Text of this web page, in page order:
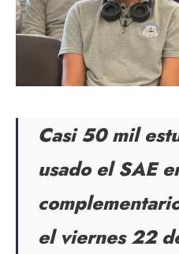
Casi 50 mil
usado el SAE
el viernes 22